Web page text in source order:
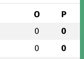
O P
0 0
0 0